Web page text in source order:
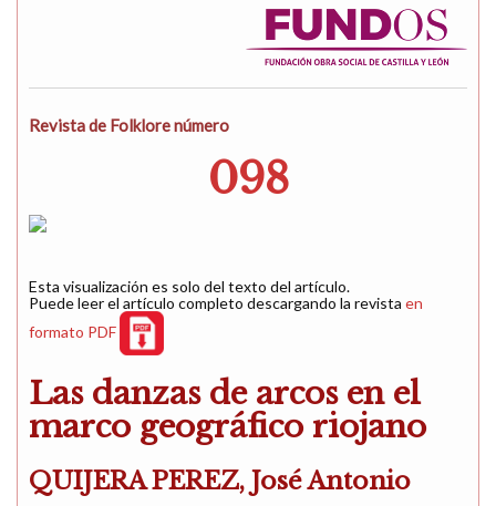
Revista de Folklore número
098
Esta visualización es solo del texto del artículo.
Puede leer el artículo completo descargando la revista en
formato PDF
Las danzas de arcos en el
marco geográfico riojano
QUIJERA PEREZ, José Antonio